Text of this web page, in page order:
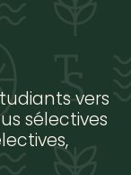
vers
sélectives